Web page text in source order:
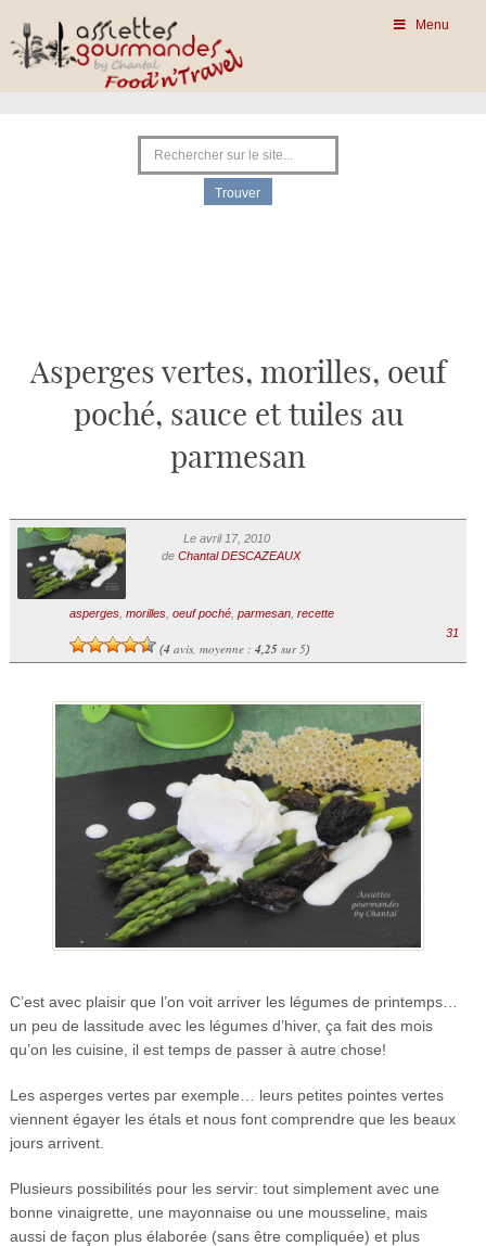
Menu
Asperges vertes, morilles, oeuf
poché, sauce et tuiles au
parmesan
Le avril 17, 2010
de Chantal DESCAZEAUX
asperges, morilles, oeuf poché, parmesan, recette
(4avis, moyenne : 4,25sur 5)
31
C’est avec plaisir que l’on voit arriver les légumes de printemps…
un peu de lassitude avec les légumes d’hiver, ça fait des mois
qu’on les cuisine, il est temps de passer à autre chose!
Les asperges vertes par exemple… leurs petites pointes vertes
viennent égayer les étals et nous font comprendre que les beaux
jours arrivent.
Plusieurs possibilités pour les servir: tout simplement avec une
bonne vinaigrette, une mayonnaise ou une mousseline, mais
aussi de façon plus élaborée (sans être compliquée) et plus